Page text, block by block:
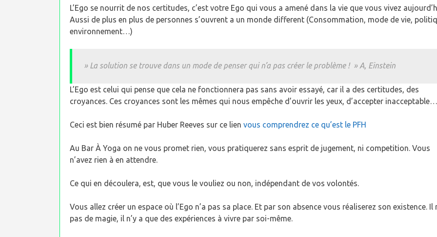
L’Ego se nourrit de nos certitudes, c’est votre Ego qui vous a amené dans la vie que vous vivez
Aussi de plus en plus de personnes s’ouvrent a un monde different (Consommation, mode de vie,
environnement…)
» La solution se trouve dans un mode de penser qui n’a pas créer le problème ! » A, Einstein
L’Ego est celui qui pense que cela ne fonctionnera pas sans avoir essayé, car il a des certitudes, des
croyances. Ces croyances sont les mêmes qui nous empêche d’ouvrir les yeux, d’accepter
Ceci est bien résumé par Huber Reeves sur ce lien vous comprendrez ce qu’est le PFH
Au Bar À Yoga on ne vous promet rien, vous pratiquerez sans esprit de jugement, ni competition. Vous
n’avez rien à en attendre.
Ce qui en découlera, est, que vous le vouliez ou non, indépendant de vos volontés.
Vous allez créer un espace où l’Ego n’a pas sa place. Et par son absence vous réaliserez son existence. Il
pas de magie, il n’y a que des expériences à vivre par soi-même.